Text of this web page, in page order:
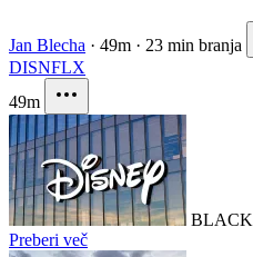
Jan Blecha · 49m · 23 min branja
DISNFLX
49m
BLACK
Preberi več